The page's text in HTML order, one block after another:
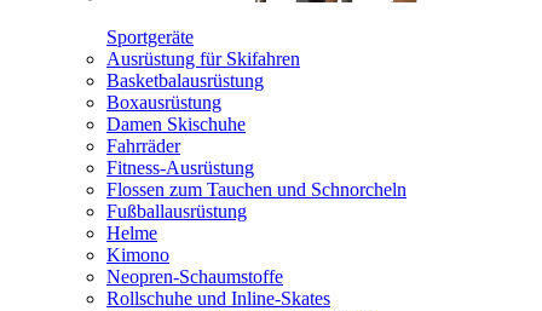
Sportgeräte
Ausrüstung für Skifahren
Basketbalausrüstung
Boxausrüstung
Damen Skischuhe
Fahrräder
Fitness-Ausrüstung
Flossen zum Tauchen und Schnorcheln
Fußballausrüstung
Helme
Kimono
Neopren-Schaumstoffe
Rollschuhe und Inline-Skates